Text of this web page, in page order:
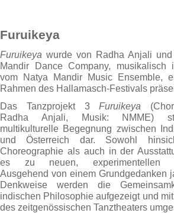
Furuikeya
Furuikeya wurde von Radha Anjali
Mandir Dance Company, musikalisch
vom Natya Mandir Music Ensemble,
Rahmen des Hallamasch-Festivals
Das Tanzprojekt 3Furuikeya
Radha Anjali, Musik: NMME)
multikulturelle Begegnung zwischen
und Österreich dar. Sowohl
Choreographie als auch in der
es zu neuen, experimentellen
Ausgehend von einem Grundgedanken
Denkweise werden die
indischen Philosophie aufgezeigt und
des zeitgenössischen Tanztheaters